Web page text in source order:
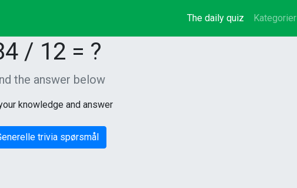
The daily quiz (current)
Kategorier
/ 12 = ?
the answer below
knowledge and answer
trivia spørsmål